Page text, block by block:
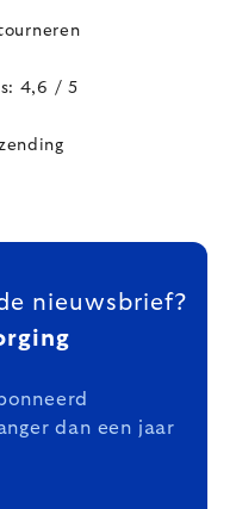
4,6 / 5
nieuwsbrief?
dan een jaar